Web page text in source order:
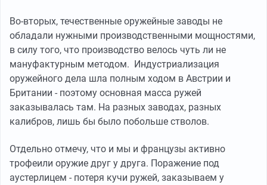
Во-вторых, течественные оружейные заводы не
обладали нужными производственными мощностями,
в силу того, что производство велось чуть ли не
мануфактурным методом. Индустриализация
оружейного дела шла полным ходом в Австрии и
Британии - поэтому основная масса ружей
заказывалась там. На разных заводах, разных
калибров, лишь бы было побольше стволов.
Отдельно отмечу, что и мы и французы активно
трофеили оружие друг у друга. Поражение под
аустерлицем - потеря кучи ружей, заказываем у